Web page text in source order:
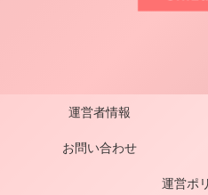
運営者情報
お問い合わせ
運営ポ